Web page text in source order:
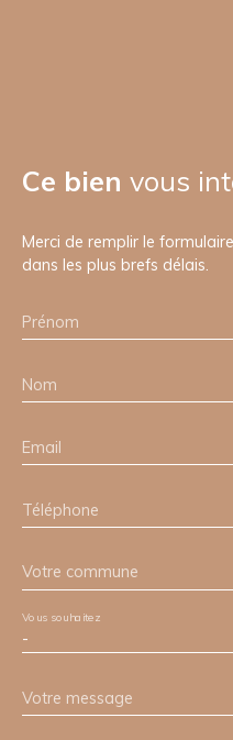
Ce bien vous
Merci de remplir le
dans les plus brefs délais.
Prénom
Nom
Email
Téléphone
Votre commune
-
Vous souhaitez
Votre message